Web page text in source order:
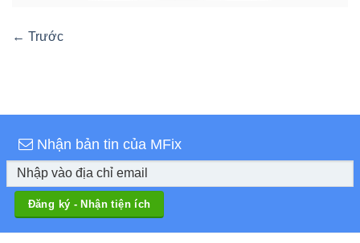
← Trước
Nhận bản tin của MFix